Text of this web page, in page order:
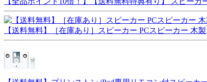
【送料無料】［在庫あり］スピーカー PCスピーカー 木